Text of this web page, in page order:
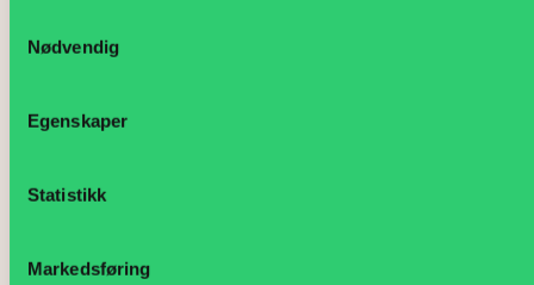
Nødvendig
Egenskaper
Statistikk
Markedsføring